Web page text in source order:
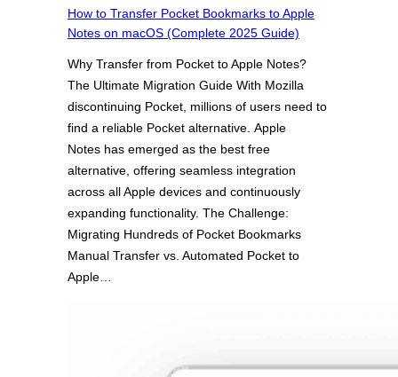
How to Transfer Pocket Bookmarks to Apple
Notes on macOS (Complete 2025 Guide)
Why Transfer from Pocket to Apple Notes?
The Ultimate Migration Guide With Mozilla
discontinuing Pocket, millions of users need to
find a reliable Pocket alternative. Apple
Notes has emerged as the best free
alternative, offering seamless integration
across all Apple devices and continuously
expanding functionality. The Challenge:
Migrating Hundreds of Pocket Bookmarks
Manual Transfer vs. Automated Pocket to
Apple…